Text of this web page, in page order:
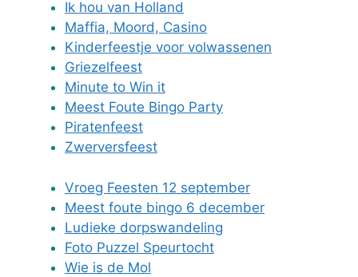
Ik hou van Holland
Maffia, Moord, Casino
Kinderfeestje voor volwassenen
Griezelfeest
Minute to Win it
Meest Foute Bingo Party
Piratenfeest
Zwerversfeest
Vroeg Feesten 12 september
Meest foute bingo 6 december
Ludieke dorpswandeling
Foto Puzzel Speurtocht
Wie is de Mol